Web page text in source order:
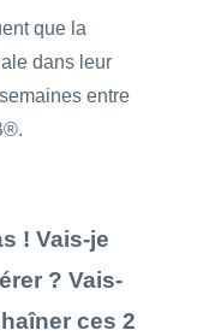
que la
dans leur
entre
! Vais-je
? Vais-
ces 2